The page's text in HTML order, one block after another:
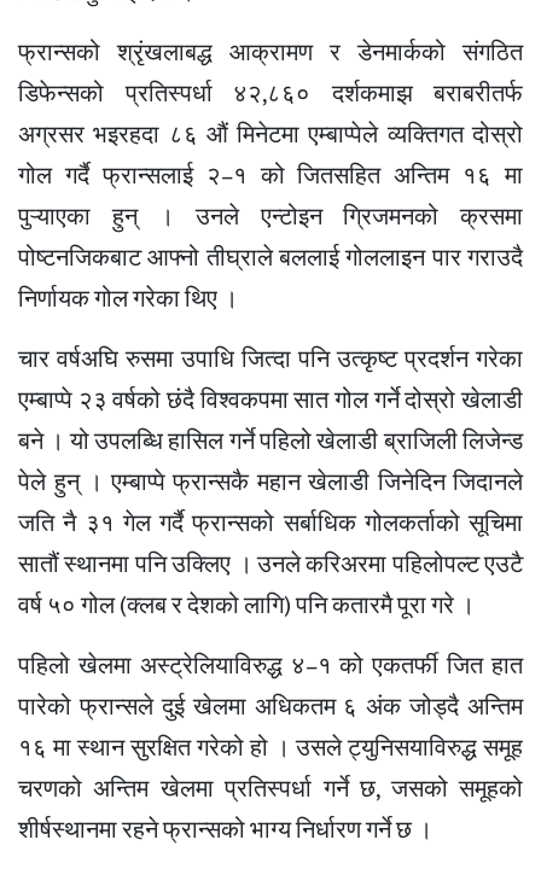
फ्रान्सको श्रृंखलाबद्ध आक्रामण र डेनमार्कको संगठित
डिफेन्सको प्रतिस्पर्धा ४२,८६० दर्शकमाझ बराबरीतर्फ
अग्रसर भइरहदा ८६ औं मिनेटमा एम्बाप्पेले व्यक्तिगत दोस्रो
गोल गर्दै फ्रान्सलाई २–१ को जितसहित अन्तिम १६ मा
पुऱ्याएका हुन् । उनले एन्टोइन ग्रिजमनको क्रसमा
पोष्टनजिकबाट आफ्नो तीघ्राले बललाई गोललाइन पार गराउदै
निर्णायक गोल गरेका थिए ।
चार वर्षअघि रुसमा उपाधि जित्दा पनि उत्कृष्ट प्रदर्शन गरेका
एम्बाप्पे २३ वर्षको छंदै विश्वकपमा सात गोल गर्ने दोस्रो खेलाडी
बने । यो उपलब्धि हासिल गर्ने पहिलो खेलाडी ब्राजिली लिजेन्ड
पेले हुन् । एम्बाप्पे फ्रान्सकै महान खेलाडी जिनेदिन जिदानले
जति नै ३१ गेल गर्दै फ्रान्सको सर्बाधिक गोलकर्ताको सूचिमा
सातौं स्थानमा पनि उक्लिए । उनले करिअरमा पहिलोपल्ट एउटै
वर्ष ५० गोल (क्लब र देशको लागि) पनि कतारमै पूरा गरे ।
पहिलो खेलमा अस्ट्रेलियाविरुद्ध ४–१ को एकतर्फी जित हात
पारेको फ्रान्सले दुई खेलमा अधिकतम ६ अंक जोड्दै अन्तिम
१६ मा स्थान सुरक्षित गरेको हो । उसले ट्युनिसयाविरुद्ध समूह
चरणको अन्तिम खेलमा प्रतिस्पर्धा गर्ने छ, जसको समूहको
शीर्षस्थानमा रहने फ्रान्सको भाग्य निर्धारण गर्ने छ ।